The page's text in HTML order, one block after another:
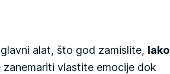
alat, što god zamislite, lako
zanemariti vlastite emocije dok